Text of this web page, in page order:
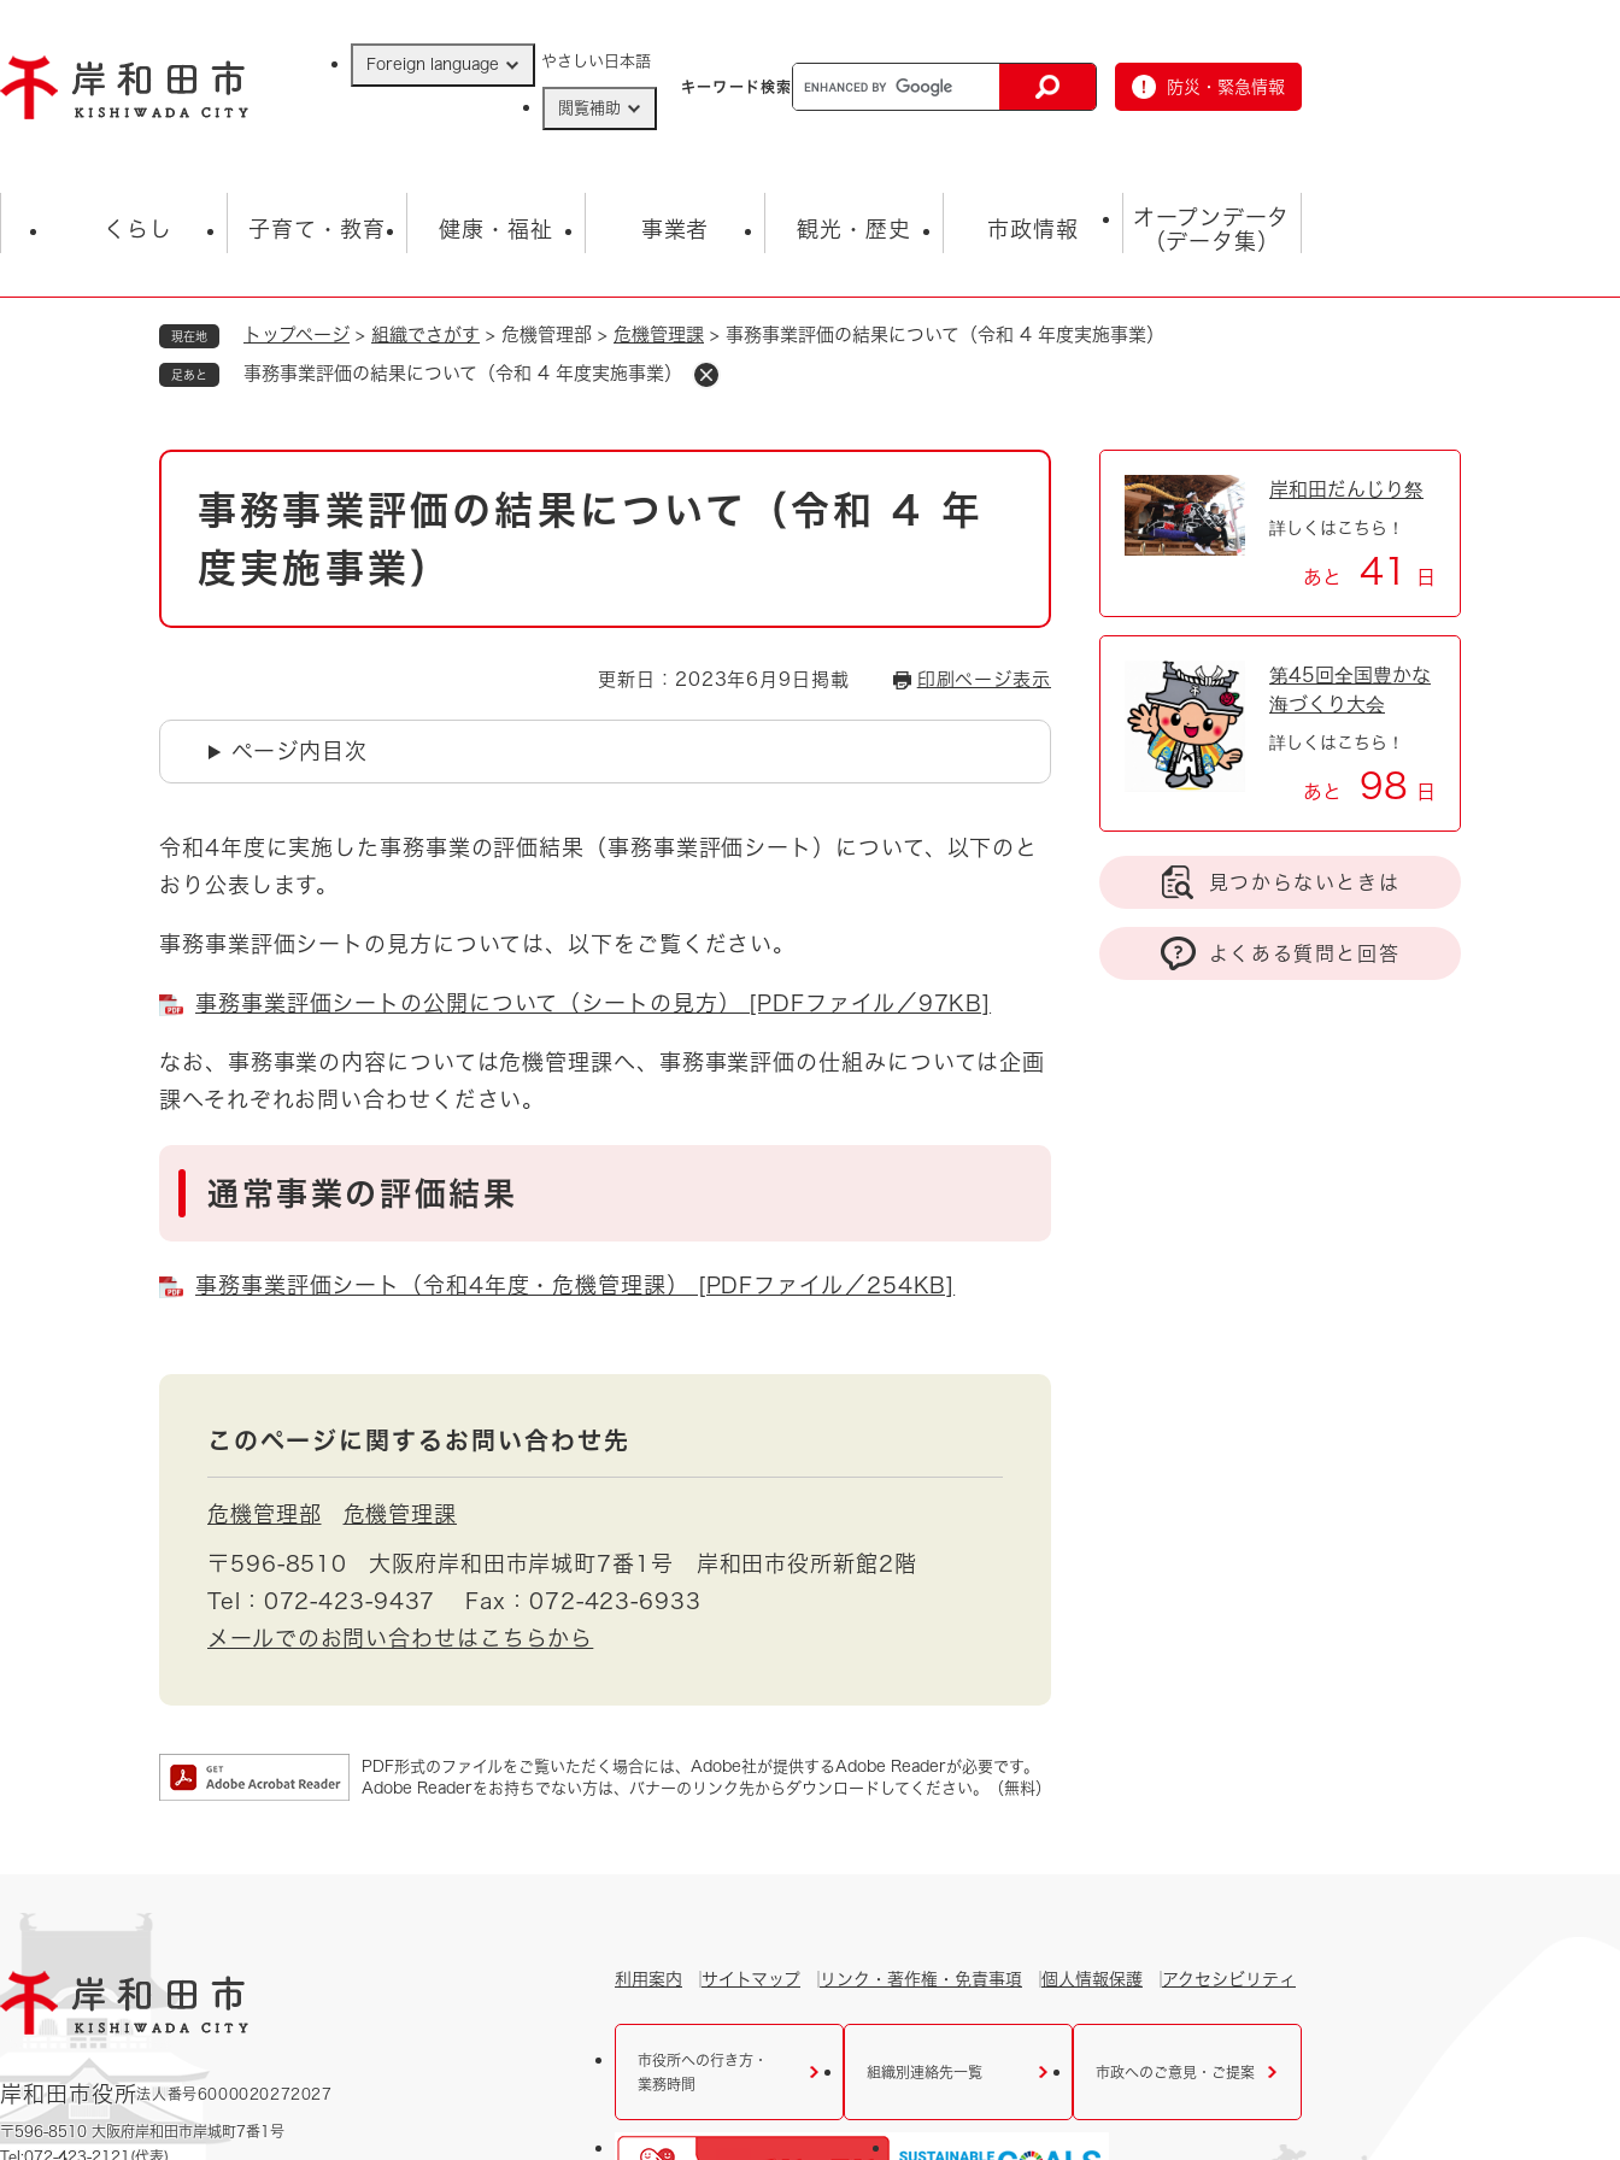
ジ
の
Foreign language やさしい日本語
閲覧補助
キーワード検索 防災・緊急情報
くらし
住民票・戸籍
ごみ・衛生・動物 救急・消防
防災・防犯 上水道・下水道
自然・環境・公園 住宅
引っ越し
道路・河川・交通
子育て・教育
学校 子育て
健康・福祉
福祉・健康・生活 生涯学習・スポーツ
事業者
入札・契約情報 まちづくり・協働
環境 福祉・介護
観光・歴史
観光 観光スポット
とじる
市政情報
市の概要 総合計画
市政 職員採用情報
市役所・施設の案内
オープンデータ
（データ集）
オープンデータ
現在地 トップページ > 組織でさがす > 危機管理部 > 危機管理課 > 事務事業評価の結果について（令和 4 年度実施事業）
足あと 事務事業評価の結果について（令和 4 年度実施事業）
本
事務事業評価の結果について（令和 4 年
度実施事業）
更新日：2023年6月9日掲載 印刷ページ表示
ページ内目次
令和4年度に実施した事務事業の評価結果（事務事業評価シート）について、以下のと
おり公表します。
事務事業評価シートの見方については、以下をご覧ください。
事務事業評価シートの公開について（シートの見方） [PDFファイル／97KB]
なお、事務事業の内容については危機管理課へ、事務事業評価の仕組みについては企画
課へそれぞれお問い合わせください。
通常事業の評価結果
事務事業評価シート（令和4年度・危機管理課） [PDFファイル／254KB]
このページに関するお問い合わせ先
危機管理部 危機管理課
〒596-8510
大阪府岸和田市岸城町7番1号 岸和田市役所新館2階
Tel：072-423-9437
Fax：072-423-6933
メールでのお問い合わせはこちらから
PDF形式のファイルをご覧いただく場合には、Adobe社が提供するAdobe Readerが必要です。
Adobe Readerをお持ちでない方は、バナーのリンク先からダウンロードしてください。（無料）
岸和田だんじり祭
詳しくはこちら！
あと 41 日
第45回全国豊かな
海づくり大会
詳しくはこちら！
あと 98 日
見つからないときは
よくある質問と回答
岸和田市役所法人番号6000020272027
〒596-8510 大阪府岸和田市岸城町7番1号
Tel:072-423-2121(代表)
利用案内 サイトマップ リンク・著作権・免責事項 個人情報保護 アクセシビリティ
市役所への行き方・
業務時間
組織別連絡先一覧 市政へのご意見・ご提案